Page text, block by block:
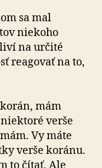
sa mal
niekoho
na určité
reagovať na to,
mám
verše
Vy máte
verše koránu.